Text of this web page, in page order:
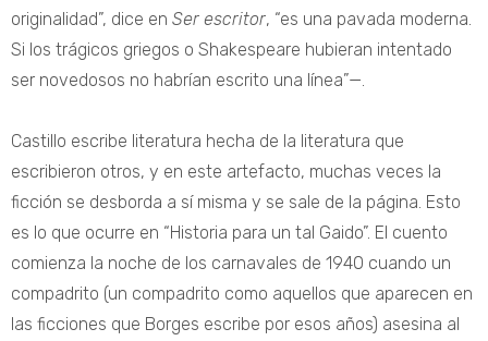
originalidad”, dice en Ser escritor, “es una pavada moderna.
Si los trágicos griegos o Shakespeare hubieran intentado
ser novedosos no habrían escrito una línea”—.
Castillo escribe literatura hecha de la literatura que
escribieron otros, y en este artefacto, muchas veces la
ficción se desborda a sí misma y se sale de la página. Esto
es lo que ocurre en “Historia para un tal Gaido”. El cuento
comienza la noche de los carnavales de 1940 cuando un
compadrito (un compadrito como aquellos que aparecen en
las ficciones que Borges escribe por esos años) asesina al